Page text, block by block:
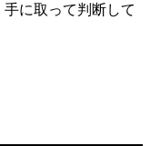
に取って判断して